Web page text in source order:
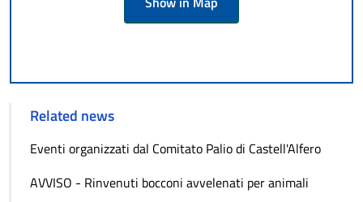
Related news
Eventi organizzati dal Comitato Palio di Castell'Alfero
AVVISO - Rinvenuti bocconi avvelenati per animali